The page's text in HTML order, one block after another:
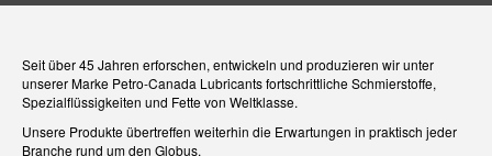
Seit über 45 Jahren erforschen, entwickeln und produzieren wir unter
unserer Marke Petro-Canada Lubricants fortschrittliche Schmierstoffe,
Spezialflüssigkeiten und Fette von Weltklasse.
Unsere Produkte übertreffen weiterhin die Erwartungen in praktisch jeder
Branche rund um den Globus.